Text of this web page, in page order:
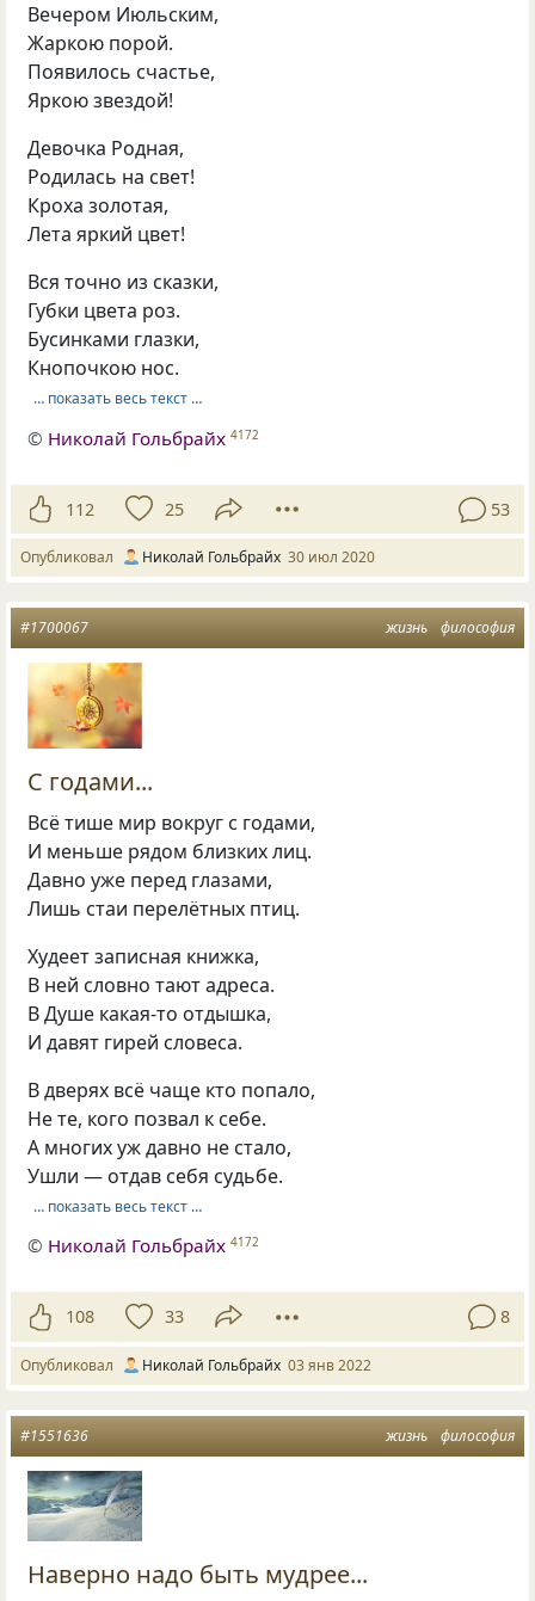
Вечером Июльским,
Жаркою порой.
Появилось счастье,
Яркою звездой!
Девочка Родная,
Родилась на свет!
Кроха золотая,
Лета яркий цвет!
Вся точно из сказки,
Губки цвета роз.
Бусинками глазки,
Кнопочкою нос.
… показать весь текст …
© Николай Гольбрайх 4172
112 25 53
Опубликовал Николай Гольбрайх 30 июл 2020
жизнь философия
#1700067
С годами...
Всё тише мир вокруг с годами,
И меньше рядом близких лиц.
Давно уже перед глазами,
Лишь стаи перелётных птиц.
Худеет записная книжка,
В ней словно тают адреса.
В Душе какая-то отдышка,
И давят гирей словеса.
В дверях всё чаще кто попало,
Не те, кого позвал к себе.
А многих уж давно не стало,
Ушли — отдав себя судьбе.
… показать весь текст …
© Николай Гольбрайх 4172
108 33 8
Опубликовал Николай Гольбрайх 03 янв 2022
жизнь философия
#1551636
Наверно надо быть мудрее...